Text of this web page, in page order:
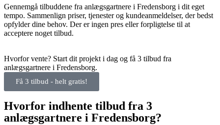
Gennemgå tilbuddene fra anlægsgartnere i Fredensborg i dit eget
tempo. Sammenlign priser, tjenester og kundeanmeldelser, der bedst
opfylder dine behov. Der er ingen pres eller forpligtelse til at
acceptere noget tilbud.
Hvorfor vente? Start dit projekt i dag og få 3 tilbud fra
anlægsgartnere i Fredensborg.
Få 3 tilbud - helt gratis!
Hvorfor indhente tilbud fra 3
anlægsgartnere i Fredensborg?